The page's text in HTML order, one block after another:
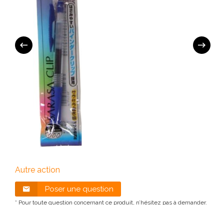
Autre action
Poser une question
* Pour toute question concernant ce produit, n’hésitez pas à demander.